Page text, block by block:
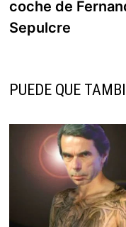
entradas
coche de
Sepulcre
PUEDE QUE